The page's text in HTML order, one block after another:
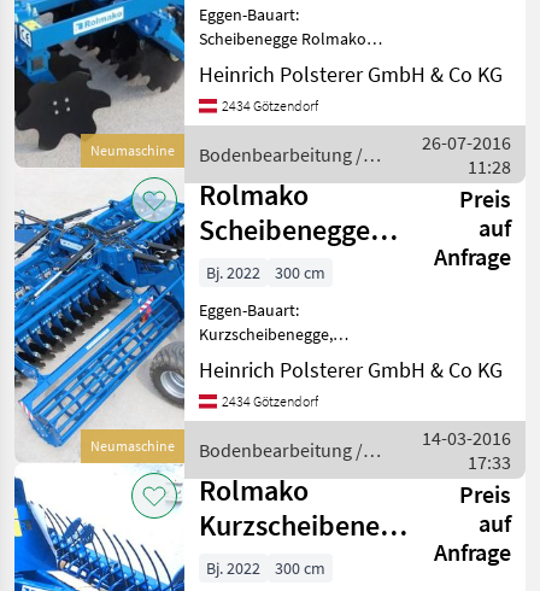
Landtechnik
Bodenbearbeitung
Eggen
Rolmako
KATEGORIE
WÄHLEN
Rolmako
Maschio
Lemken
Amazone
Kuhn
Alle 51
anzeigen
Neumaschine
Eggen-Bauart:
Scheibenegge Rolmako
U645 Scheibenegge
AKTIONSPREIS!!! Besonders
gut für Weingärten und
geeignet. Kompakt: leicht
und kurz, w
Heinrich Polsterer GmbH & Co KG
2434 Götzendorf
Bodenbearbeitung /
Rolmako
26-07-2016
11:28
Neumaschine
Rolmako
Scheibenegge
schwer 3m U671
NEU
Preis
auf
Anfrage
Bj. 2022
300 cm
Eggen-Bauart:
Kurzscheibenegge,
Nachlaufeinrichtung
Bodenbearbeitung Eggen
Heinrich Polsterer GmbH & Co KG
2434 Götzendorf
Bodenbearbeitung /
Rolmako
14-03-2016
17:33
Rolmako
Kurzscheibenegge
3m U693 NEU
Preis
auf
Anfrage
Bj. 2022
300 cm